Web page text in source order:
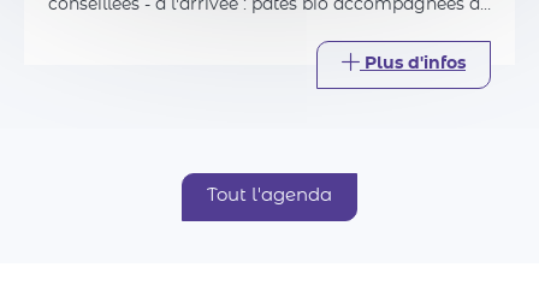
conseillées - à l'arrivée : pâtes bio accompagnées de
Plus d'infos
Tout l'agenda